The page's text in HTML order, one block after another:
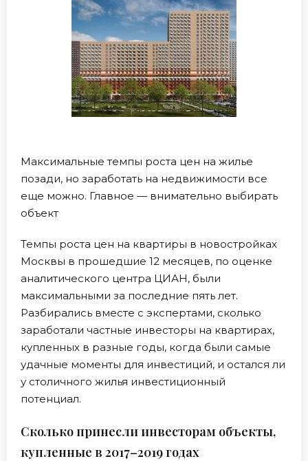
Максимальные темпы роста цен на жилье
позади, но заработать на недвижимости все
еще можно. Главное — внимательно выбирать
объект
Темпы роста цен на квартиры в новостройках
Москвы в прошедшие 12 месяцев, по оценке
аналитического центра ЦИАН, были
максимальными за последние пять лет.
Разбирались вместе с экспертами, сколько
заработали частные инвесторы на квартирах,
купленных в разные годы, когда были самые
удачные моменты для инвестиций, и остался ли
у столичного жилья инвестиционный
потенциал.
Сколько принесли инвесторам объекты,
купленные в 2017–2019 годах